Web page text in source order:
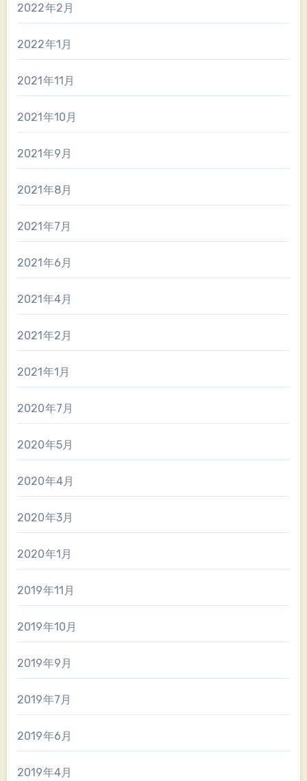
2022年2月
2022年1月
2021年11月
2021年10月
2021年9月
2021年8月
2021年7月
2021年6月
2021年4月
2021年2月
2021年1月
2020年7月
2020年5月
2020年4月
2020年3月
2020年1月
2019年11月
2019年10月
2019年9月
2019年7月
2019年6月
2019年4月